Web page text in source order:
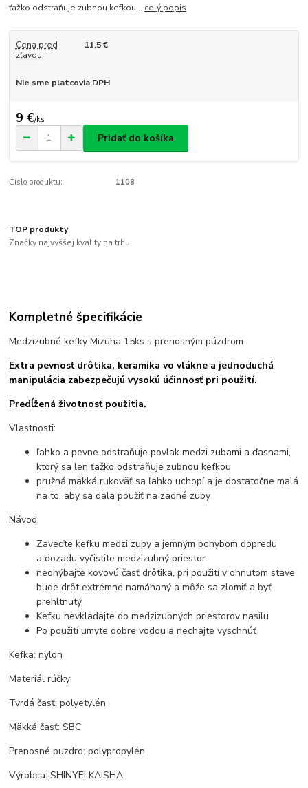
ťažko odstraňuje zubnou kefkou... celý popis
Cena pred
zľavou
11,5 €
Nie sme platcovia DPH
9 €/ks
Pridať do košíka
Číslo produktu: 1108
TOP produkty
Značky najvyššej kvality na trhu.
Kompletné špecifikácie
Medzizubné kefky Mizuha 15ks s prenosným púzdrom
Extra pevnosť drôtika, keramika vo vlákne a jednoduchá
manipulácia zabezpečujú vysokú účinnosť pri použití.
Predĺžená životnosť použitia.
Vlastnosti:
ľahko a pevne odstraňuje povlak medzi zubami a ďasnami,
ktorý sa len ťažko odstraňuje zubnou kefkou
pružná mäkká rukoväť sa ľahko uchopí a je dostatočne malá
na to, aby sa dala použiť na zadné zuby
Návod:
Zaveďte kefku medzi zuby a jemným pohybom dopredu
a dozadu vyčistite medzizubný priestor
neohýbajte kovovú časť drôtika, pri použití v ohnutom stave
bude drôt extrémne namáhaný a môže sa zlomiť a byť
prehltnutý
Kefku nevkladajte do medzizubných priestorov nasilu
Po použití umyte dobre vodou a nechajte vyschnúť
Kefka: nylon
Materiál rúčky:
Tvrdá časť: polyetylén
Mäkká časť: SBC
Prenosné puzdro: polypropylén
Výrobca: SHINYEI KAISHA